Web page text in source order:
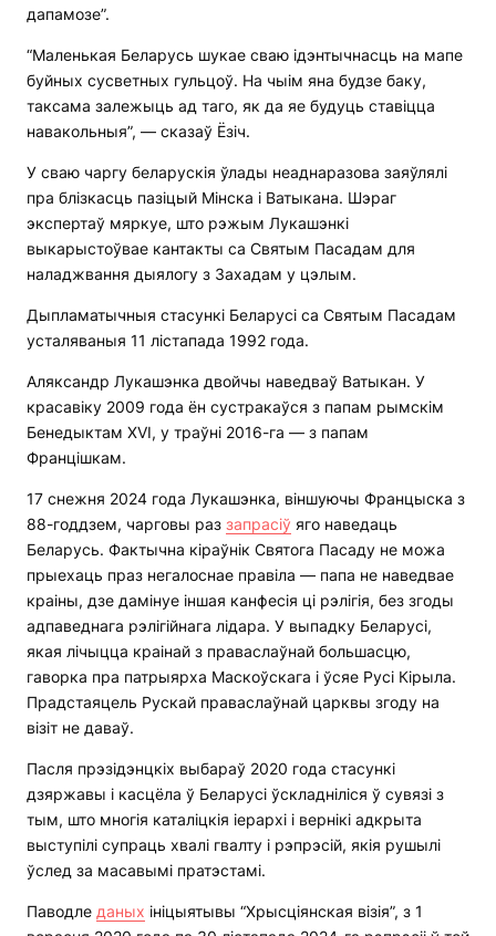
дапамозе”.
“Маленькая Беларусь шукае сваю ідэнтычнасць на мапе
буйных сусветных гульцоў. На чыім яна будзе баку,
таксама залежыць ад таго, як да яе будуць ставіцца
навакольныя”, — сказаў Ёзіч.
У сваю чаргу беларускія ўлады неаднаразова заяўлялі
пра блізкасць пазіцый Мінска і Ватыкана. Шэраг
экспертаў мяркуе, што рэжым Лукашэнкі
выкарыстоўвае кантакты са Святым Пасадам для
наладжвання дыялогу з Захадам у цэлым.
Дыпламатычныя стасункі Беларусі са Святым Пасадам
усталяваныя 11 лістапада 1992 года.
Аляксандр Лукашэнка двойчы наведваў Ватыкан. У
красавіку 2009 года ён сустракаўся з папам рымскім
Бенедыктам XVI, у траўні 2016-га — з папам
Францішкам.
17 снежня 2024 года Лукашэнка, віншуючы Францыска з
88-годдзем, чарговы раз запрасіў яго наведаць
Беларусь. Фактычна кіраўнік Святога Пасаду не можа
прыехаць праз негалоснае правіла — папа не наведвае
краіны, дзе дамінуе іншая канфесія ці рэлігія, без згоды
адпаведнага рэлігійнага лідара. У выпадку Беларусі,
якая лічыцца краінай з праваслаўнай большасцю,
гаворка пра патрыярха Маскоўскага і ўсяе Русі Кірыла.
Прадстаяцель Рускай праваслаўнай царквы згоду на
візіт не даваў.
Пасля прэзідэнцкіх выбараў 2020 года стасункі
дзяржавы і касцёла ў Беларусі ўскладніліся ў сувязі з
тым, што многія каталіцкія іерархі і вернікі адкрыта
выступілі супраць хвалі гвалту і рэпрэсій, якія рушылі
ўслед за масавымі пратэстамі.
Паводле даных ініцыятывы “Хрысціянская візія”, з 1